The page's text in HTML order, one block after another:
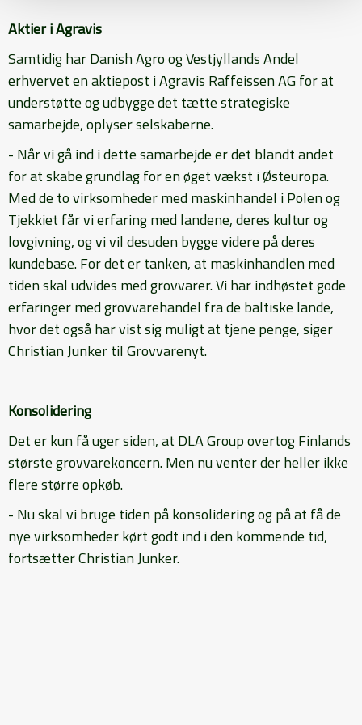
Aktier i Agravis
Samtidig har Danish Agro og Vestjyllands Andel
erhvervet en aktiepost i Agravis Raffeissen AG for at
understøtte og udbygge det tætte strategiske
samarbejde, oplyser selskaberne.
- Når vi gå ind i dette samarbejde er det blandt andet
for at skabe grundlag for en øget vækst i Østeuropa.
Med de to virksomheder med maskinhandel i Polen og
Tjekkiet får vi erfaring med landene, deres kultur og
lovgivning, og vi vil desuden bygge videre på deres
kundebase. For det er tanken, at maskinhandlen med
tiden skal udvides med grovvarer. Vi har indhøstet gode
erfaringer med grovvarehandel fra de baltiske lande,
hvor det også har vist sig muligt at tjene penge, siger
Christian Junker til Grovvarenyt.
Konsolidering
Det er kun få uger siden, at DLA Group overtog Finlands
største grovvarekoncern. Men nu venter der heller ikke
flere større opkøb.
- Nu skal vi bruge tiden på konsolidering og på at få de
nye virksomheder kørt godt ind i den kommende tid,
fortsætter Christian Junker.